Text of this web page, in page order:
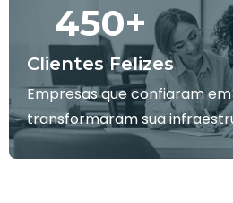
Clientes Felizes
450+
Empresas que confiaram
transformaram sua